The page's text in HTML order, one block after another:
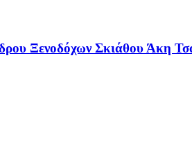
Ξενοδόχων Σκιάθου Άκη